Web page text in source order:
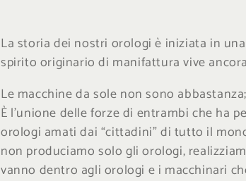
l
e
z
La storia dei nostri orologi è iniziata in
spirito originario di manifattura vive
Le macchine da sole non sono
È l’unione delle forze di entrambi che ha
orologi amati dai “cittadini” di tutto il
non produciamo solo gli orologi,
vanno dentro agli orologi e i macchinari